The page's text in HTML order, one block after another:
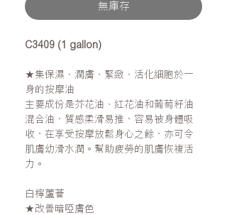
無庫存
C3409 (1 gallon)
★集保濕、潤膚、緊緻、活化細胞於一
身的按摩油
主要成份是芥花油、紅花油和葡萄籽油
混合油，質感柔滑易推，容易被身體吸
收，在享受按摩放鬆身心之餘，亦可令
肌膚幼滑水潤。幫助疲勞的肌膚恢複活
力。
白檸蘆薈
★改善暗啞膚色